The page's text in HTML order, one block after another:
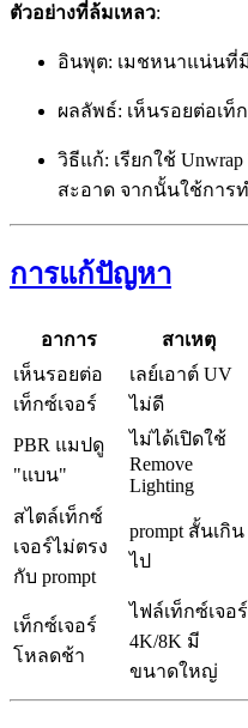
ตัวอย่างที่ล้มเหลว:
อินพุต: เมชหนาแน่นที่
ผลลัพธ์: เห็นรอยต่อเท็
วิธีแก้: เรียกใช้
สะอาด จากนั้นใช้การ
การแก้ปัญหา
อาการ สาเหตุ
เห็นรอยต่อ
เท็กซ์เจอร์
เลย์เอาต์ UV
ไม่ดี
PBR แมปดู
"แบน"
ไม่ได้เปิดใช้
Remove
Lighting
สไตล์เท็กซ์
เจอร์ไม่ตรง
กับ prompt
prompt สั้นเกิน
ไป
เท็กซ์เจอร์
โหลดช้า
ไฟล์เท็กซ์เจอร์
4K/8K มี
ขนาดใหญ่